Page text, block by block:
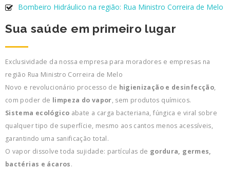
Bombeiro Hidráulico na região: Rua Ministro Correira de Melo
Sua saúde em primeiro lugar
Exclusividade da nossa empresa para moradores e empresas na
região Rua Ministro Correira de Melo
Novo e revolucionário processo de higienização e desinfecção,
com poder de limpeza do vapor, sem produtos químicos.
Sistema ecológico abate a carga bacteriana, fúngica e viral sobre
qualquer tipo de superfície, mesmo aos cantos menos acessíveis,
garantindo uma sanificação total.
O vapor dissolve toda sujidade: partículas de gordura, germes,
bactérias e ácaros.